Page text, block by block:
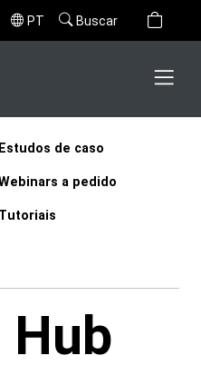
PT Buscar
Estudos de caso
a pedido
Tutoriais
Hub